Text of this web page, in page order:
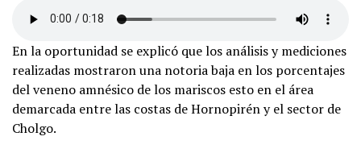
En la oportunidad se explicó que los análisis y mediciones
realizadas mostraron una notoria baja en los porcentajes
del veneno amnésico de los mariscos esto en el área
demarcada entre las costas de Hornopirén y el sector de
Cholgo.